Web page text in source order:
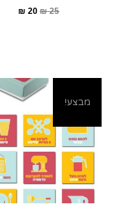
25
₪
20
₪
מבצע!